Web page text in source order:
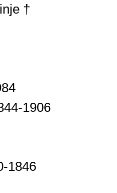
†
1906
1846